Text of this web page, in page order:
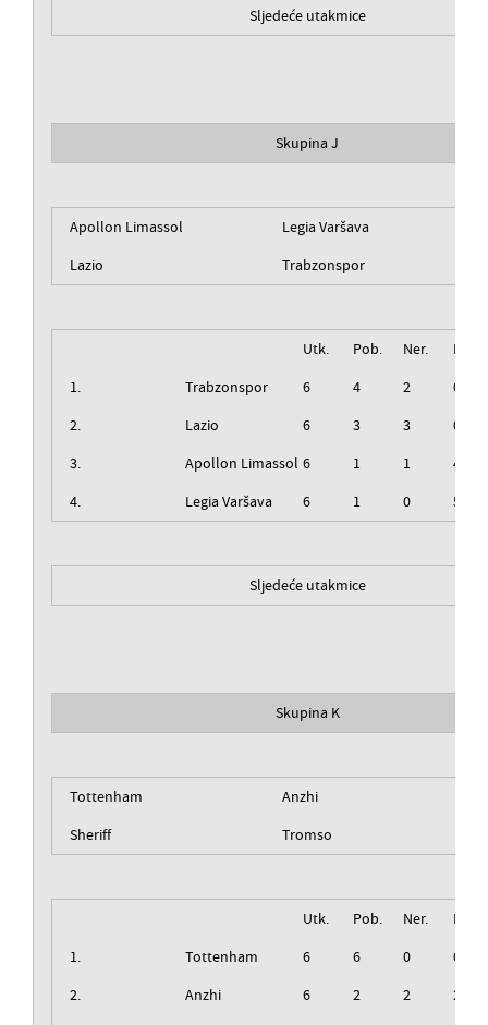
Sljedeće utakmice
Skupina J
Apollon Limassol
Legia Varšava
Lazio
Trabzonspor
Utk. Pob. Ner.
Izg.
1.
Trabzonspor 6 4 2
0
2.
Lazio 6 3 3
0
3.
Apollon Limassol 6 1 1
4
4.
Legia Varšava 6 1 0 5
Sljedeće utakmice
Skupina K
Tottenham
Anzhi
Sheriff
Tromso
Utk. Pob. Ner.
Izg.
1.
Tottenham 6 6 0
0
2.
Anzhi 6 2 2
2